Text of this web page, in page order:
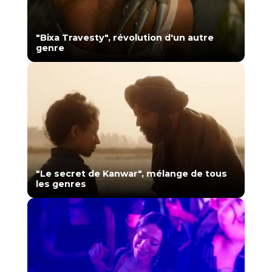
"Bixa Travesty", révolution d'un autre
genre
"Le secret de Kanwar", mélange de tous
les genres